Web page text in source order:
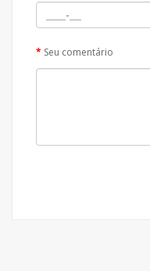
Seu comentário